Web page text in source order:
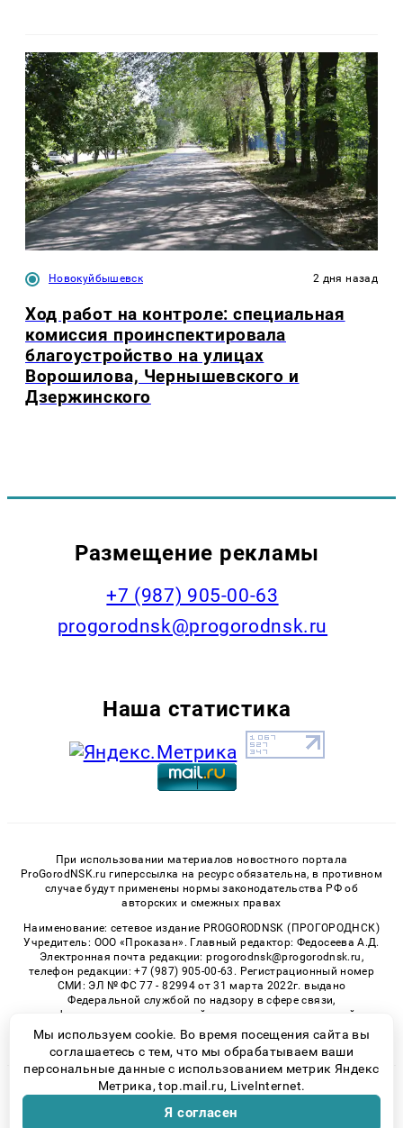
Новокуйбышевск 2 дня назад
Ход работ на контроле: специальная
комиссия проинспектировала
благоустройство на улицах
Ворошилова, Чернышевского и
Дзержинского
Размещение рекламы
+7 (987) 905-00-63
progorodnsk@progorodnsk.ru
Наша статистика
При использовании материалов новостного портала
ProGorodNSK.ru гиперссылка на ресурс обязательна, в противном
случае будут применены нормы законодательства РФ об
авторских и смежных правах
Наименование: сетевое издание PROGORODNSK (ПРОГОРОДНСК)
Учредитель: ООО «Проказан». Главный редактор: Федосеева А.Д.
Электронная почта редакции: progorodnsk@progorodnsk.ru,
телефон редакции: +7 (987) 905-00-63. Регистрационный номер
СМИ: ЭЛ № ФС 77 - 82994 от 31 марта 2022г. выдано
Федеральной службой по надзору в сфере связи,
информационных технологий и массовых коммуникаций.
Возрастная категория сайта 16+.
© 2026 «progorodnsk» | Все права защищены
Возрастная категория сайта 16+
Мы используем cookie. Во время посещения сайта вы
соглашаетесь с тем, что мы обрабатываем ваши
персональные данные с использованием метрик Яндекс
Метрика, top.mail.ru, LiveInternet.
Я согласен